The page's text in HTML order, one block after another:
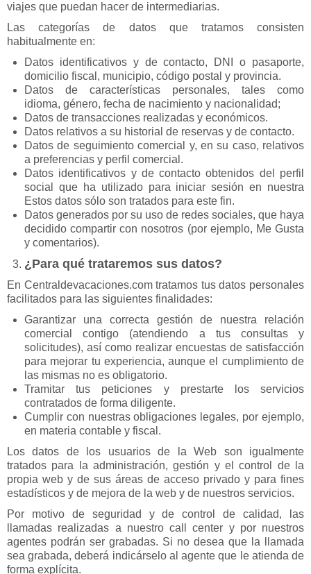
viajes que puedan hacer de intermediarias.
Las categorías de datos que tratamos consisten
habitualmente en:
Datos identificativos y de contacto, DNI o pasaporte,
domicilio fiscal, municipio, código postal y provincia.
Datos de características personales, tales como
idioma, género, fecha de nacimiento y nacionalidad;
Datos de transacciones realizadas y económicos.
Datos relativos a su historial de reservas y de contacto.
Datos de seguimiento comercial y, en su caso, relativos
a preferencias y perfil comercial.
Datos identificativos y de contacto obtenidos del perfil
social que ha utilizado para iniciar sesión en nuestra
Estos datos sólo son tratados para este fin.
Datos generados por su uso de redes sociales, que haya
decidido compartir con nosotros (por ejemplo, Me Gusta
y comentarios).
¿Para qué trataremos sus datos?
En Centraldevacaciones.com tratamos tus datos personales
facilitados para las siguientes finalidades:
Garantizar una correcta gestión de nuestra relación
comercial contigo (atendiendo a tus consultas y
solicitudes), así como realizar encuestas de satisfacción
para mejorar tu experiencia, aunque el cumplimiento de
las mismas no es obligatorio.
Tramitar tus peticiones y prestarte los servicios
contratados de forma diligente.
Cumplir con nuestras obligaciones legales, por ejemplo,
en materia contable y fiscal.
Los datos de los usuarios de la Web son igualmente
tratados para la administración, gestión y el control de la
propia web y de sus áreas de acceso privado y para fines
estadísticos y de mejora de la web y de nuestros servicios.
Por motivo de seguridad y de control de calidad, las
llamadas realizadas a nuestro call center y por nuestros
agentes podrán ser grabadas. Si no desea que la llamada
sea grabada, deberá indicárselo al agente que le atienda de
forma explícita.